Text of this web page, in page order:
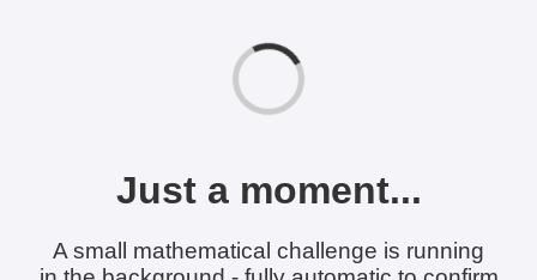
Just a moment...
A small mathematical challenge is running